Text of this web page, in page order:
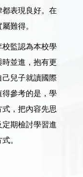
表現良好。在
難得。
監認為本校學
並進，抱有更
兒子就讀國際
參考的是，學
，把內容先思
期檢討學習進
。